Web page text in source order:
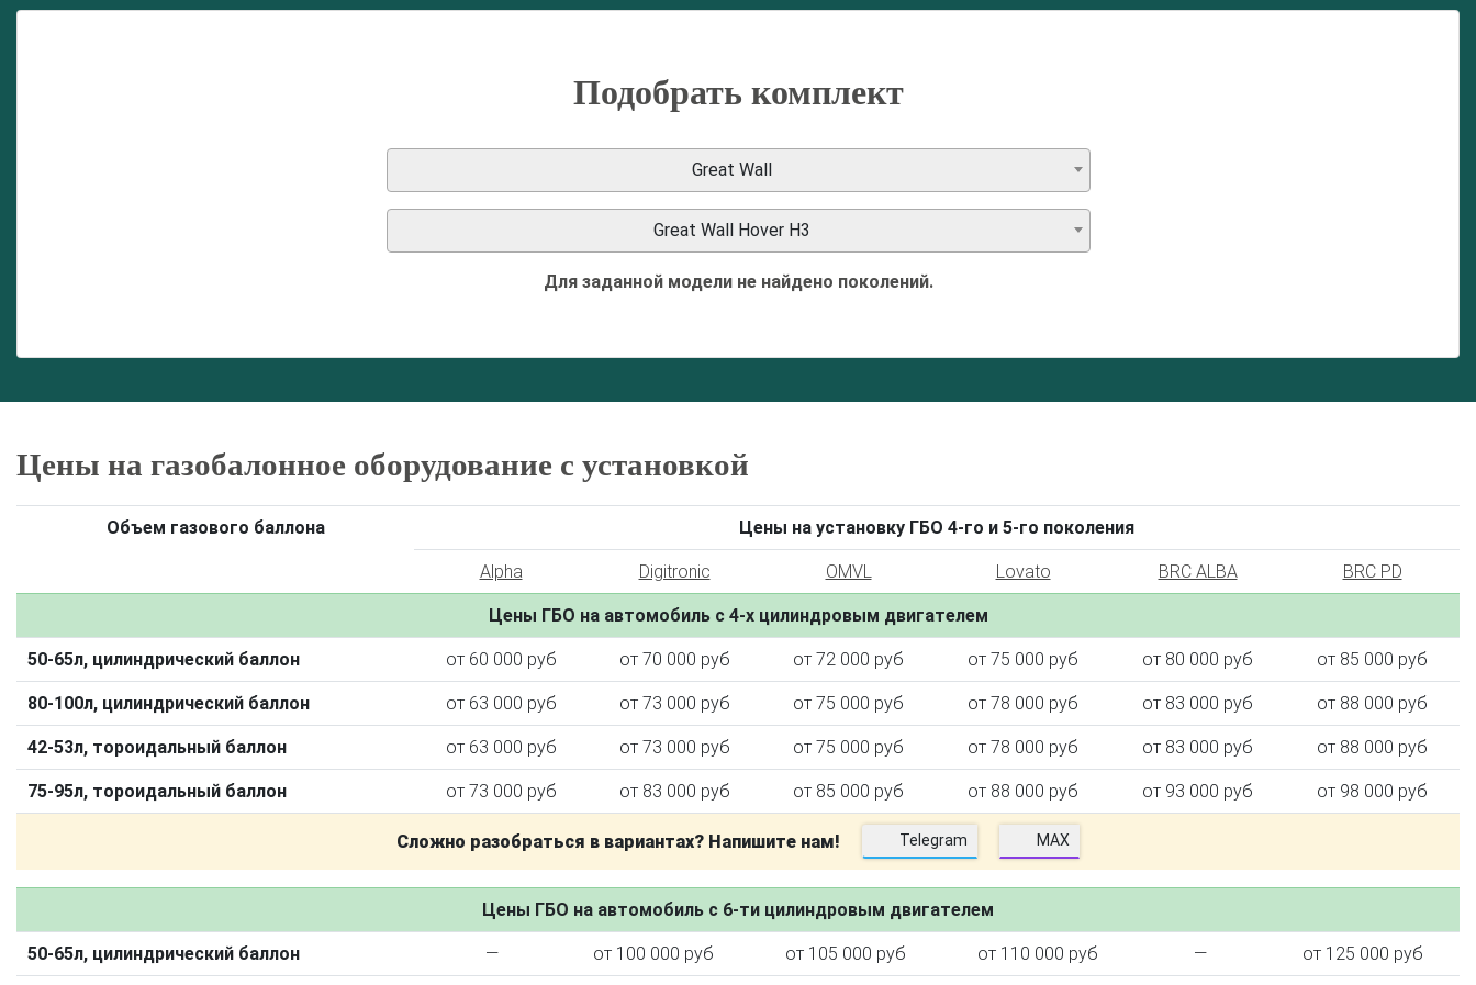
О автосервисе
Отзывы клиентов
Подобрать комплект
Great Wall
Great Wall Hover H3
Для заданной модели не найдено поколений.
Цены на газобалонное оборудование с установкой
Объем газового баллона Цены на установку ГБО 4-го и 5-го поколения
Alpha Digitronic OMVL Lovato BRC ALBA BRC PD
Цены ГБО на автомобиль с 4-х цилиндровым двигателем
50-65л, цилиндрический баллон от 60 000 руб от 70 000 руб от 72 000 руб от 75 000 руб от 80 000 руб от 85 000 руб
80-100л, цилиндрический баллон от 63 000 руб от 73 000 руб от 75 000 руб от 78 000 руб от 83 000 руб от 88 000 руб
42-53л, тороидальный баллон от 63 000 руб от 73 000 руб от 75 000 руб от 78 000 руб от 83 000 руб от 88 000 руб
75-95л, тороидальный баллон от 73 000 руб от 83 000 руб от 85 000 руб от 88 000 руб от 93 000 руб от 98 000 руб
Сложно разобраться в вариантах? Напишите нам! Telegram MAX
Цены ГБО на автомобиль с 6-ти цилиндровым двигателем
50-65л, цилиндрический баллон — от 100 000 руб от 105 000 руб от 110 000 руб — от 125 000 руб